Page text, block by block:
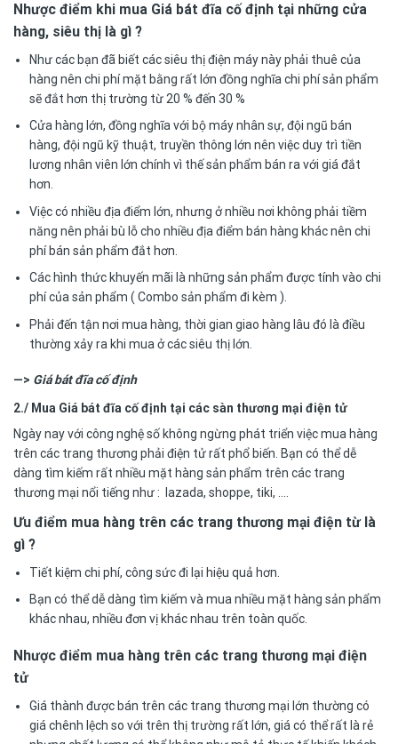
Nhược điểm khi mua Giá bát đĩa cố định tại những cửa
hàng, siêu thị là gì ?
Như các bạn đã biết các siêu thị điện máy này phải thuê của
hàng nên chi phí mặt bằng rất lớn đồng nghĩa chi phí sản phẩm
sẽ đắt hơn thị trường từ 20 % đến 30 %
Cửa hàng lớn, đồng nghĩa với bộ máy nhân sự, đội ngũ bán
hàng, đội ngũ kỹ thuật, truyền thông lớn nên việc duy trì tiền
lương nhân viên lớn chính vì thế sản phẩm bán ra với giá đắt
hơn.
Việc có nhiều địa điểm lớn, nhưng ở nhiều nơi không phải tiềm
năng nên phải bù lỗ cho nhiều địa điểm bán hàng khác nên chi
phí bán sản phẩm đắt hơn.
Các hình thức khuyến mãi là những sản phẩm được tính vào chi
phí của sản phẩm ( Combo sản phẩm đi kèm ).
Phải đến tận nơi mua hàng, thời gian giao hàng lâu đó là điều
thường xảy ra khi mua ở các siêu thị lớn.
—> Giá bát đĩa cố định
2./ Mua Giá bát đĩa cố định tại các sàn thương mại điện tử
Ngày nay với công nghệ số không ngừng phát triển việc mua hàng
trên các trang thương phải điện tử rất phổ biến. Bạn có thể dễ
dàng tìm kiếm rất nhiều mặt hàng sản phẩm trên các trang
thương mại nổi tiếng như : lazada, shoppe, tiki, ….
Ưu điểm mua hàng trên các trang thương mại điện từ là
gì ?
Tiết kiệm chi phí, công sức đi lại hiệu quả hơn.
Bạn có thể dễ dàng tìm kiếm và mua nhiều mặt hàng sản phẩm
khác nhau, nhiều đơn vị khác nhau trên toàn quốc.
Nhược điểm mua hàng trên các trang thương mại điện
tử
Giá thành được bán trên các trang thương mại lớn thường có
giá chênh lệch so với trên thị trường rất lớn, giá có thể rất là rẻ